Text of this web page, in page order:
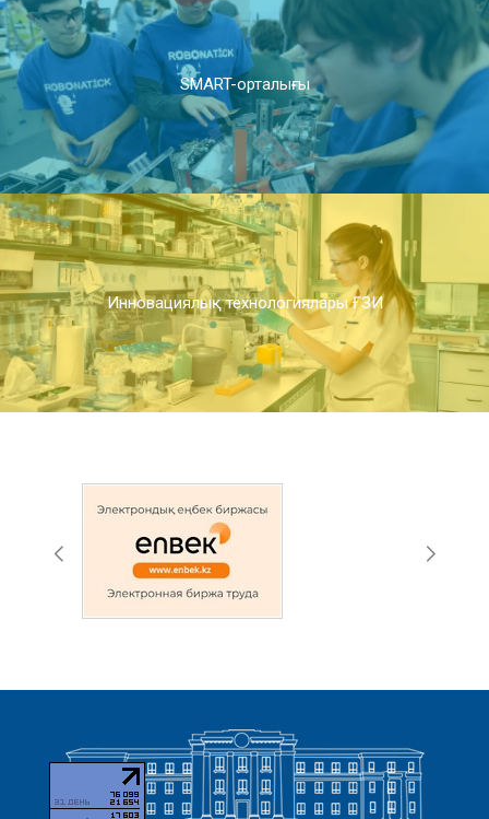
SMART-орталығы
Инновациялық технологиялары ҒЗИ